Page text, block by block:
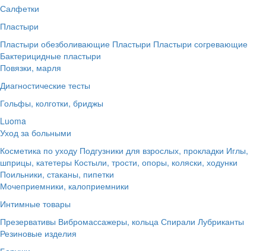
Салфетки
Пластыри
Пластыри обезболивающие Пластыри Пластыри согревающие
Бактерицидные пластыри
Повязки, марля
Диагностические тесты
Гольфы, колготки, бриджы
Luoma
Уход за больными
Косметика по уходу Подгузники для взрослых, прокладки Иглы,
шприцы, катетеры Костыли, трости, опоры, коляски, ходунки
Поильники, стаканы, пипетки
Мочеприемники, калоприемники
Интимные товары
Презервативы Вибромассажеры, кольца Спирали Лубриканты
Резиновые изделия